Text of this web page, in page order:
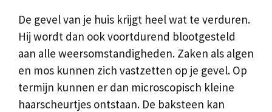
De gevel van je huis krijgt heel wat te verduren.
Hij wordt dan ook voortdurend blootgesteld
aan alle weersomstandigheden. Zaken als algen
en mos kunnen zich vastzetten op je gevel. Op
termijn kunnen er dan microscopisch kleine
haarscheurtjes ontstaan. De baksteen kan